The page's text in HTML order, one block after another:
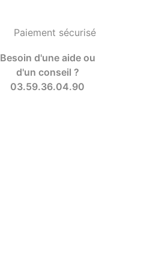
Paiement sécurisé
Besoin d'une aide ou
d'un conseil ?
03.59.36.04.90